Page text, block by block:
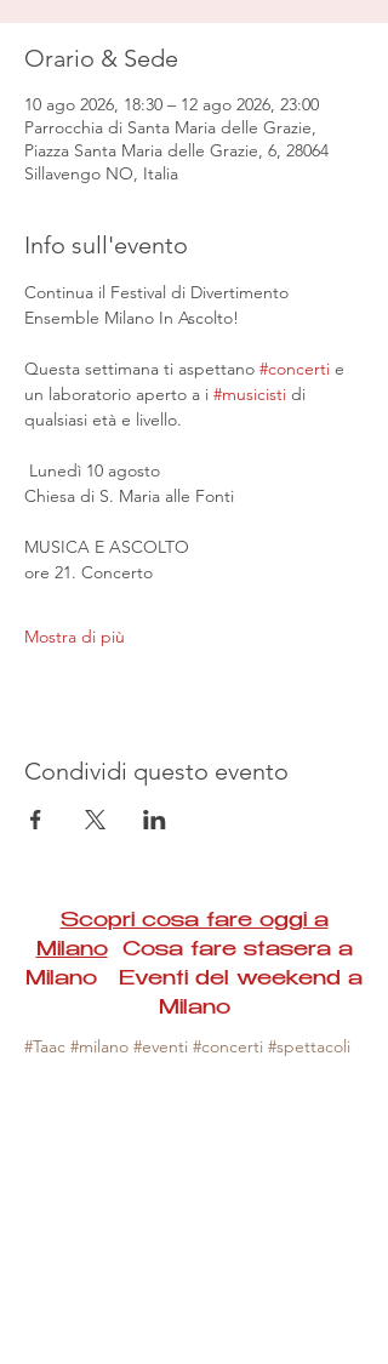
Orario & Sede
10 ago 2026, 18:30 – 12 ago 2026, 23:00
Parrocchia di Santa Maria delle Grazie,
Piazza Santa Maria delle Grazie, 6, 28064
Sillavengo NO, Italia
Info sull'evento
Continua il Festival di Divertimento
Ensemble Milano In Ascolto!
Questa settimana ti aspettano #concerti e
un laboratorio aperto a i #musicisti di
qualsiasi età e livello.
Lunedì 10 agosto
Chiesa di S. Maria alle Fonti
MUSICA E ASCOLTO
ore 21. Concerto
Mostra di più
Condividi questo evento
Scopri cosa fare oggi a
MilanoCosa fare stasera a
Milano Eventi del weekend a
Milano
#Taac #milano #eventi #concerti #spettacoli